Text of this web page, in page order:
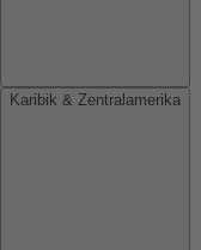
Karibik & Zentralamerika